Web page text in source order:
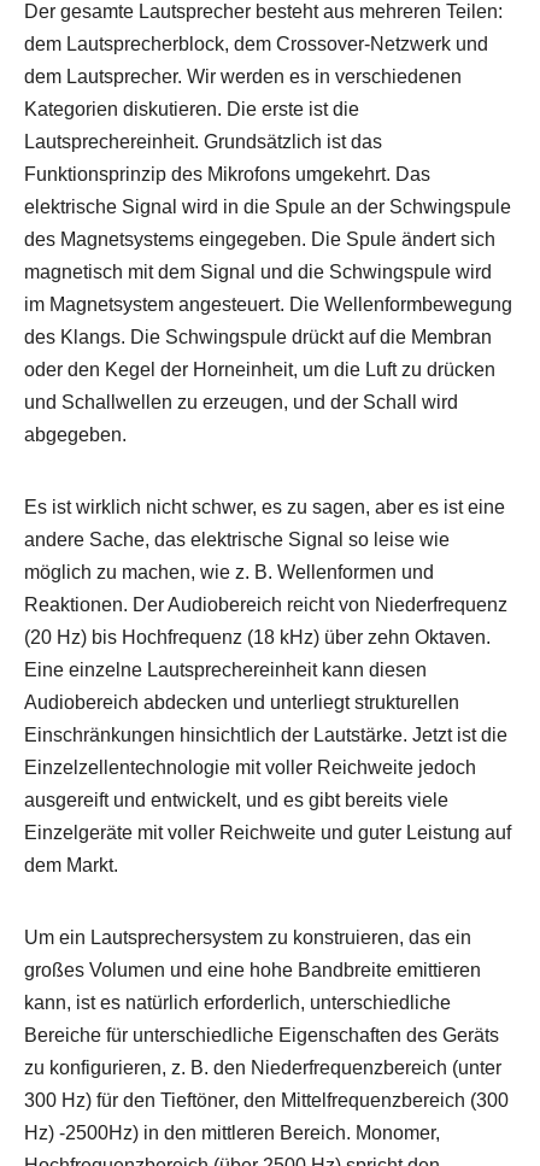
Der gesamte Lautsprecher besteht aus mehreren Teilen:
dem Lautsprecherblock, dem Crossover-Netzwerk und
dem Lautsprecher. Wir werden es in verschiedenen
Kategorien diskutieren. Die erste ist die
Lautsprechereinheit. Grundsätzlich ist das
Funktionsprinzip des Mikrofons umgekehrt. Das
elektrische Signal wird in die Spule an der Schwingspule
des Magnetsystems eingegeben. Die Spule ändert sich
magnetisch mit dem Signal und die Schwingspule wird
im Magnetsystem angesteuert. Die Wellenformbewegung
des Klangs. Die Schwingspule drückt auf die Membran
oder den Kegel der Horneinheit, um die Luft zu drücken
und Schallwellen zu erzeugen, und der Schall wird
abgegeben.
Es ist wirklich nicht schwer, es zu sagen, aber es ist eine
andere Sache, das elektrische Signal so leise wie
möglich zu machen, wie z. B. Wellenformen und
Reaktionen. Der Audiobereich reicht von Niederfrequenz
(20 Hz) bis Hochfrequenz (18 kHz) über zehn Oktaven.
Eine einzelne Lautsprechereinheit kann diesen
Audiobereich abdecken und unterliegt strukturellen
Einschränkungen hinsichtlich der Lautstärke. Jetzt ist die
Einzelzellentechnologie mit voller Reichweite jedoch
ausgereift und entwickelt, und es gibt bereits viele
Einzelgeräte mit voller Reichweite und guter Leistung auf
dem Markt.
Um ein Lautsprechersystem zu konstruieren, das ein
großes Volumen und eine hohe Bandbreite emittieren
kann, ist es natürlich erforderlich, unterschiedliche
Bereiche für unterschiedliche Eigenschaften des Geräts
zu konfigurieren, z. B. den Niederfrequenzbereich (unter
300 Hz) für den Tieftöner, den Mittelfrequenzbereich (300
Hz) -2500Hz) in den mittleren Bereich. Monomer,